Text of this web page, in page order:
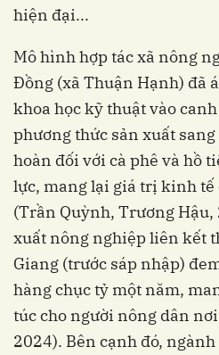
hiện đại...
Mô hình hợp tác xã nông
Đồng (xã Thuận Hạnh) đã
khoa học kỹ thuật vào
phương thức sản xuất
hoàn đối với cà phê và hồ
lực, mang lại giá trị kinh tế
(Trần Quỳnh, Trương
xuất nông nghiệp liên kết
Giang (trước sáp nhập)
hàng chục tỷ một năm,
túc cho người nông dân
2024). Bên cạnh đó,